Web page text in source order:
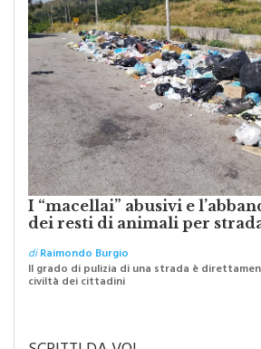
I “macellai” abusivi e
dei resti di animali per strada
diRaimondo Burgio